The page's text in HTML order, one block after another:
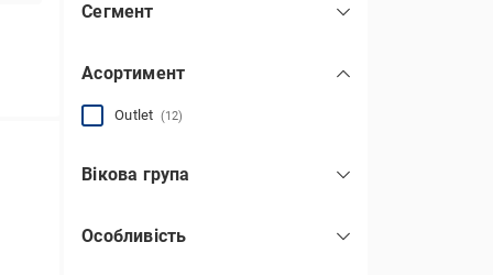
Сегмент
Асортимент
Outlet (12)
Вікова група
для дорослих
Особливість